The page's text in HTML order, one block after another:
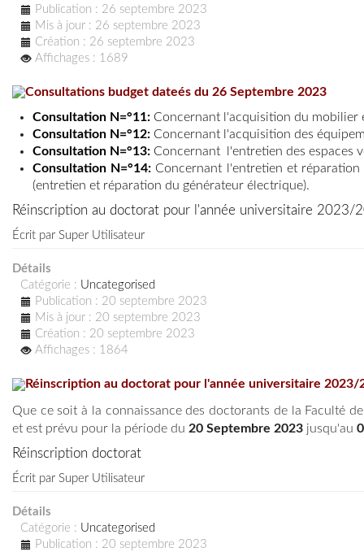
Publication : 26 septembre 2023
Mis à jour : 26 septembre 2023
Création : 26 septembre 2023
Affichages : 1689
Consultations budget dateés du 26 Septembre 2023
Consultation N=°11: Concernant l'acquisition du mobilier
Consultation N=°12: Concernant l'acquisition des
Consultation N=°13: Concernant l'entretien des espaces
Consultation N=°14: Concernant l'entretien et
(entretien et réparation du générateur électrique).
Réinscription au doctorat pour l'année universitaire 2023/
Écrit par Super Utilisateur
Détails
Catégorie : Uncategorised
Publication : 20 septembre 2023
Mis à jour : 20 septembre 2023
Création : 20 septembre 2023
Affichages : 1864
Réinscription au doctorat pour l'année universitaire 2023/
Que ce soit à la connaissance des doctorants de la Faculté
et est prévu pour la période du 20 Septembre 2023 jusqu'au
Réinscription doctorat
Écrit par Super Utilisateur
Détails
Catégorie : Uncategorised
Publication : 20 septembre 2023